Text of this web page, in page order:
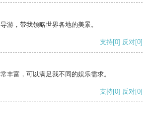
游，带我领略世界各地的美景。
支持[0] 反对[0]
丰富，可以满足我不同的娱乐需求。
支持[0] 反对[0]